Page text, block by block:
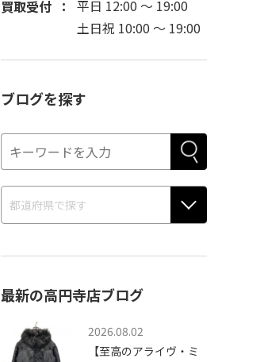
買取受付
平日 12:00 ～ 19:00
土日祝 10:00 ～ 19:00
ブログを探す
最新の高円寺店ブログ
2026.08.02
【至高のアライヴ・ミ